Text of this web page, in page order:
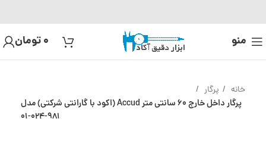
منو 0تومان
خانه پرگار
پرگار داخل خارج 60 سانتی متر Accud (اکود با گارانتی شرکتی) مدل
981-024-01